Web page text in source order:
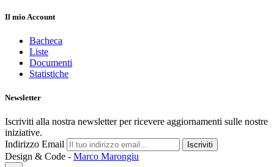
Il mio Account
Bacheca
Liste
Documenti
Statistiche
Newsletter
Iscriviti alla nostra newsletter per ricevere aggiornamenti sulle nostre
iniziative.
Indirizzo Email
Iscriviti
Design & Code - Marco Marongiu